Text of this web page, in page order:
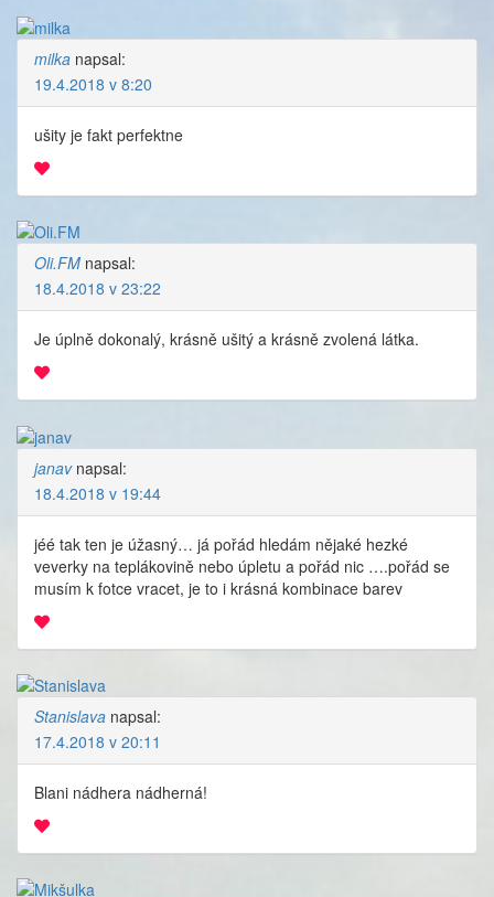
milka napsal:
19.4.2018 v 8:20
ušity je fakt perfektne
Oli.FM napsal:
18.4.2018 v 23:22
Je úplně dokonalý, krásně ušitý a krásně zvolená látka.
janav napsal:
18.4.2018 v 19:44
jéé tak ten je úžasný… já pořád hledám nějaké hezké
veverky na teplákovině nebo úpletu a pořád nic ….pořád se
musím k fotce vracet, je to i krásná kombinace barev
Stanislava napsal:
17.4.2018 v 20:11
Blani nádhera nádherná!